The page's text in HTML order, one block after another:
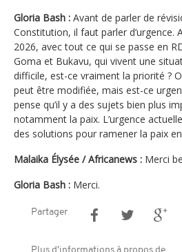
Gloria Bash : Avant de parler de
Constitution, il faut parler d’urgence.
2026, avec tout ce qui se passe en
Goma et Bukavu, qui vivent une
difficile, est-ce vraiment la priorité ?
peut être modifiée, mais est-ce
pense qu’il y a des sujets bien plus
notamment la paix. L’urgence
des solutions pour ramener la paix en
Malaika Élysée / Africanews : Merci
Gloria Bash : Merci.
Partager